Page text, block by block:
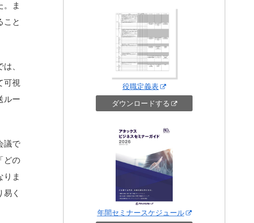
。ま
こと
、
可視
ルー
議で
どの
りま
く
役職定義表
ダウンロードする
年間セミナースケジュール